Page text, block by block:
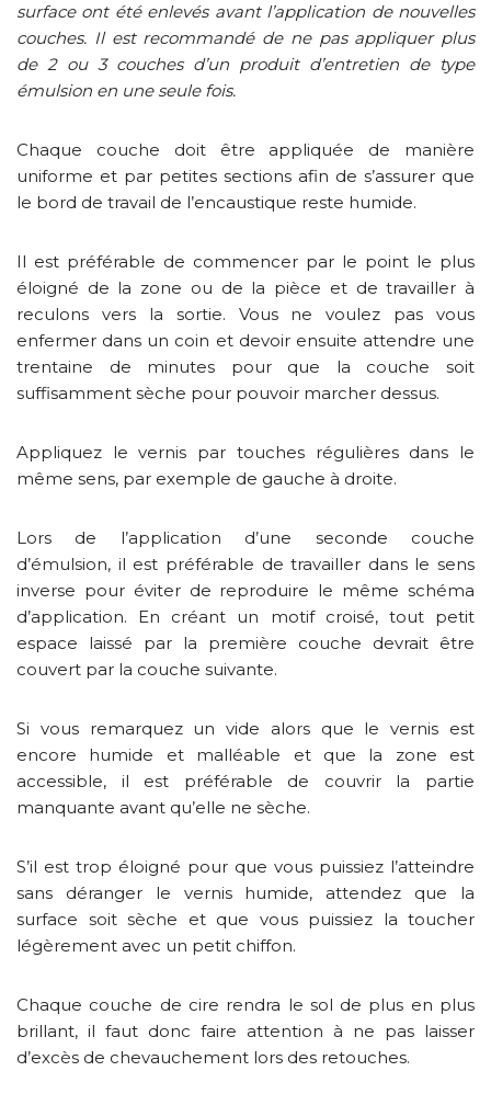
surface ont été enlevés avant l’application de nouvelles
couches. Il est recommandé de ne pas appliquer plus
de 2 ou 3 couches d’un produit d’entretien de type
émulsion en une seule fois.
Chaque couche doit être appliquée de manière
uniforme et par petites sections afin de s’assurer que
le bord de travail de l’encaustique reste humide.
Il est préférable de commencer par le point le plus
éloigné de la zone ou de la pièce et de travailler à
reculons vers la sortie. Vous ne voulez pas vous
enfermer dans un coin et devoir ensuite attendre une
trentaine de minutes pour que la couche soit
suffisamment sèche pour pouvoir marcher dessus.
Appliquez le vernis par touches régulières dans le
même sens, par exemple de gauche à droite.
Lors de l’application d’une seconde couche
d’émulsion, il est préférable de travailler dans le sens
inverse pour éviter de reproduire le même schéma
d’application. En créant un motif croisé, tout petit
espace laissé par la première couche devrait être
couvert par la couche suivante.
Si vous remarquez un vide alors que le vernis est
encore humide et malléable et que la zone est
accessible, il est préférable de couvrir la partie
manquante avant qu’elle ne sèche.
S’il est trop éloigné pour que vous puissiez l’atteindre
sans déranger le vernis humide, attendez que la
surface soit sèche et que vous puissiez la toucher
légèrement avec un petit chiffon.
Chaque couche de cire rendra le sol de plus en plus
brillant, il faut donc faire attention à ne pas laisser
d’excès de chevauchement lors des retouches.